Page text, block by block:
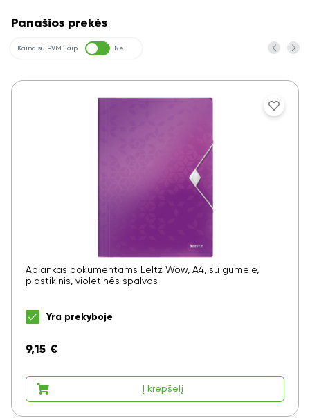
Panašios prekės
Kaina su PVM Taip Ne
Aplankas dokumentams LeItz Wow, A4, su gumele,
plastikinis, violetinės spalvos
Yra prekyboje
9,15 €
Į krepšelį